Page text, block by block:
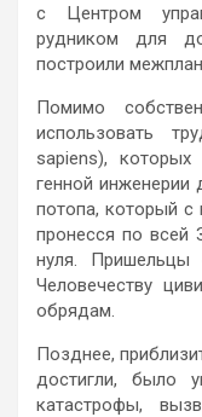
с Центром
рудником для
построили
Помимо
использовать
sapiens),
генной инженерии
потопа, который с
пронесся по всей
нуля. Пришельцы
Человечеству
обрядам.
Позднее,
достигли, было
катастрофы,